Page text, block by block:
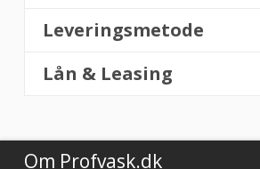
Leveringsmetode
Lån & Leasing
Om Profvask.dk